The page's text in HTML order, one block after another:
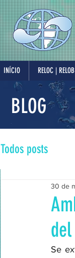
INÍCIO RELOC | RELOB
BLOG
Todos posts
30 de
Se